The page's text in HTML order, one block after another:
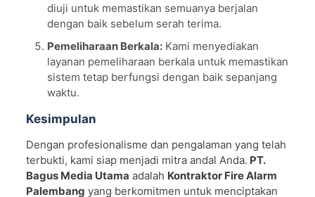
diuji untuk memastikan semuanya berjalan
dengan baik sebelum serah terima.
Pemeliharaan Berkala:Kami menyediakan
layanan pemeliharaan berkala untuk memastikan
sistem tetap berfungsi dengan baik sepanjang
waktu.
Kesimpulan
Dengan profesionalisme dan pengalaman yang telah
terbukti, kami siap menjadi mitra andal Anda. PT.
Bagus Media Utama adalah Kontraktor Fire Alarm
Palembang yang berkomitmen untuk menciptakan